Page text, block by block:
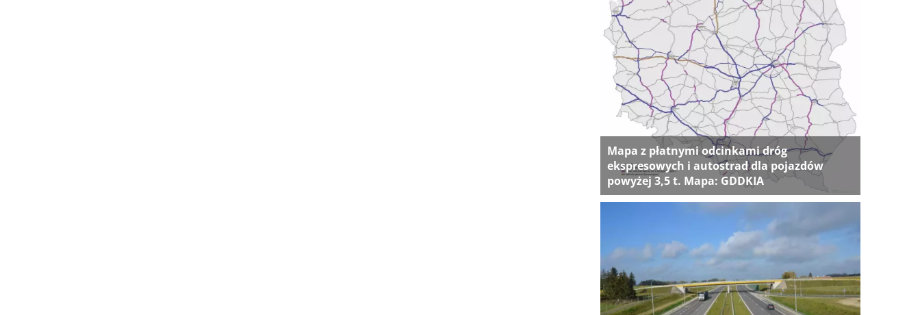
Mapa z płatnymi odcinkami dróg
ekspresowych i autostrad dla pojazdów
powyżej 3,5 t. Mapa: GDDKIA